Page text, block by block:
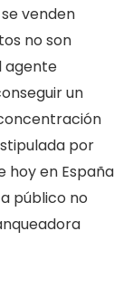
venden
no son
agente
un
por
hoy en España
público no